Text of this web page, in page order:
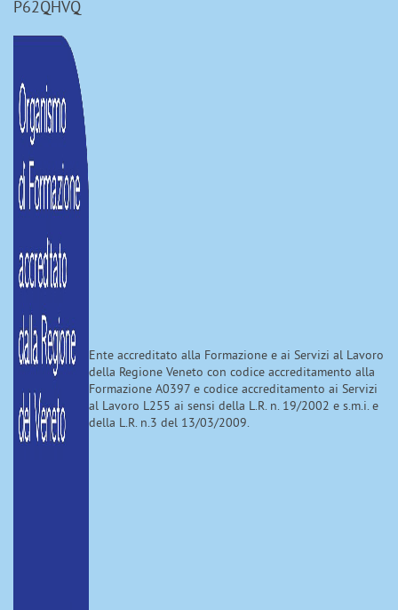
P62QHVQ
Ente accreditato alla Formazione e ai Servizi al Lavoro
della Regione Veneto con codice accreditamento alla
Formazione A0397 e codice accreditamento ai Servizi
al Lavoro L255 ai sensi della L.R. n. 19/2002 e s.m.i. e
della L.R. n.3 del 13/03/2009.